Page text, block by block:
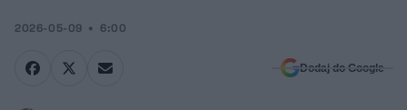
2026-05-09 6:00
Dodaj do Google